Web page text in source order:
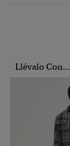
Llévalo Con...